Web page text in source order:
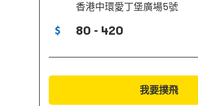
香港中環愛丁堡廣場5號
80 - 420
我要撲飛